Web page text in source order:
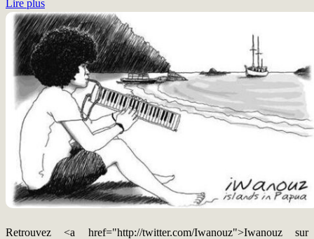
Lire plus
Retrouvez <a href="http://twitter.com/Iwanouz">Iwanouz sur